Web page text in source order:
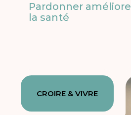
Pardonner améliore
la santé
CROIRE & VIVRE